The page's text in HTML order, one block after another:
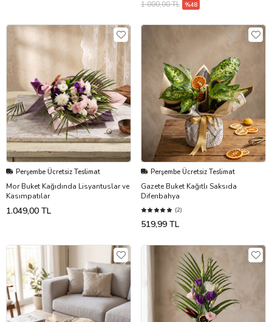
1.000,00 TL %48
Perşembe Ücretsiz Teslimat
Mor Buket Kağıdında Lisyantuslar ve
Kasımpatılar
1.049,00 TL
Perşembe Ücretsiz Teslimat
Gazete Buket Kağıtlı Saksıda
Difenbahya
(2)
519,99 TL